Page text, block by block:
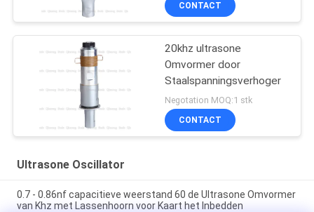
CONTACT
20khz ultrasone
Omvormer door
Staalspanningsverhoger
Negotation MOQ:1 stk
CONTACT
Ultrasone Oscillator
0.7 - 0.86nf capacitieve weerstand 60 de Ultrasone Omvormer
van Khz met Lassenhoorn voor Kaart het Inbedden